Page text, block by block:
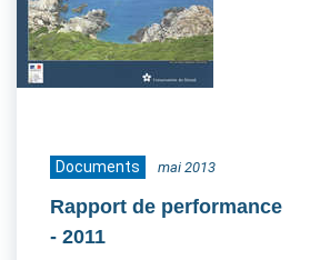
Documents mai 2013
Rapport de performance
- 2011